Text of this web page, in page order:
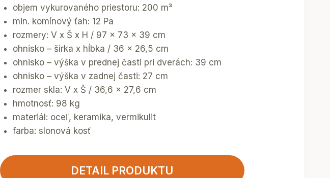
objem vykurovaného priestoru: 200 m³
min. komínový ťah: 12 Pa
rozmery: V x Š x H / 97 x 73 x 39 cm
ohnisko – šírka x hĺbka / 36 x 26,5 cm
ohnisko – výška v prednej časti pri dverách: 39 cm
ohnisko – výška v zadnej časti: 27 cm
rozmer skla: V x Š / 36,6 x 27,6 cm
hmotnosť: 98 kg
materiál: oceľ, keramika, vermikulit
farba: slonová kosť
DETAIL PRODUKTU